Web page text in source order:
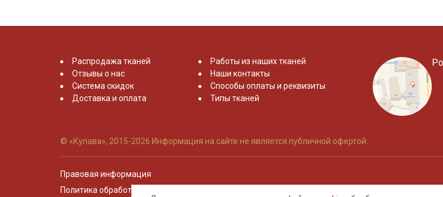
Распродажа тканей
Отзывы о нас
Система скидок
Доставка и оплата
Работы из наших тканей
Наши контакты
Способы оплаты и реквизиты
Типы тканей
© «Купава», 2015-2026 Информация на сайте не является публичной офертой.
Правовая информация
Политика обработки персональных данных